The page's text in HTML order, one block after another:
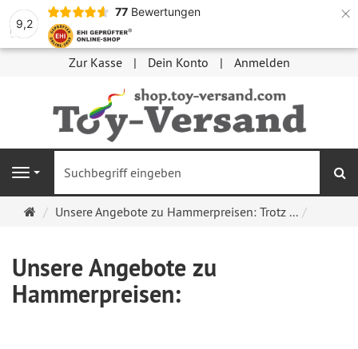
9,2
77 Bewertungen ×
Zur Kasse Dein Konto Anmelden
Navigation
Startseite
Unsere Angebote zu Hammerpreisen: Trotz ...
Unsere Angebote zu
Hammerpreisen: